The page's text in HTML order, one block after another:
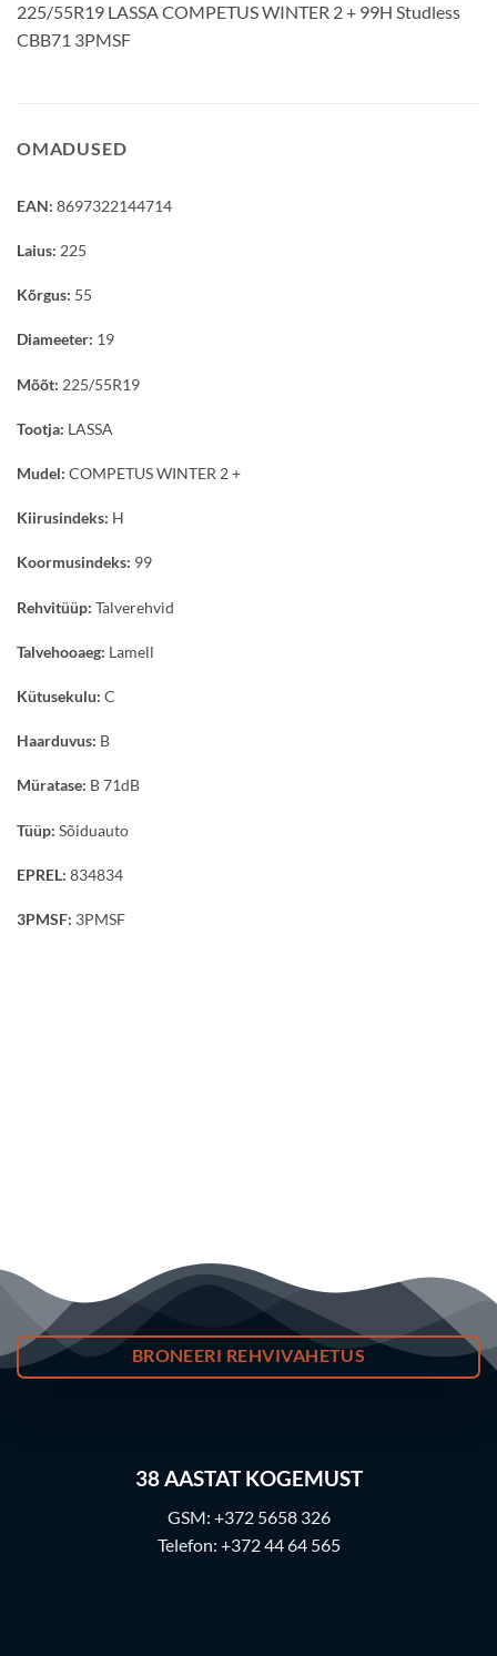
225/55R19 LASSA COMPETUS WINTER 2 + 99H Studless
CBB71 3PMSF
OMADUSED
EAN: 8697322144714
Laius: 225
Kõrgus: 55
Diameeter: 19
Mõõt: 225/55R19
Tootja: LASSA
Mudel: COMPETUS WINTER 2 +
Kiirusindeks: H
Koormusindeks: 99
Rehvitüüp: Talverehvid
Talvehooaeg: Lamell
Kütusekulu: C
Haarduvus: B
Müratase: B 71dB
Tüüp: Sõiduauto
EPREL: 834834
3PMSF: 3PMSF
BRONEERI REHVIVAHETUS
38AASTAT KOGEMUST
GSM: +372 5658 326
Telefon: +372 44 64 565